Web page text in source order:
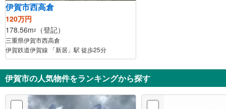
伊賀市西高倉
120万円
178.56m2 （登記）
三重県伊賀市西高倉
伊賀鉄道伊賀線 「新居」駅 徒歩25分
伊賀市の人気物件をランキングから探す